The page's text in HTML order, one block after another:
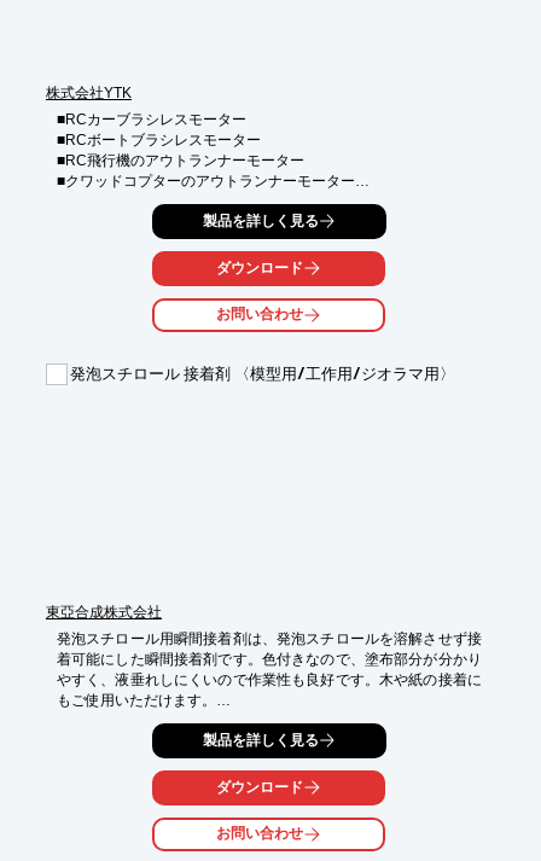
株式会社YTK
■RCカーブラシレスモーター
■RCボートブラシレスモーター
■RC飛行機のアウトランナーモーター
■クワッドコプターのアウトランナーモーター
■各種多様なタイプがありますので、お問い合わせ下さい
■メーカー：SH（中国）製品を詳しく見る
ダウンロード
お問い合わせ
発泡スチロール 接着剤 〈模型用/工作用/ジオラマ用〉
東亞合成株式会社
発泡スチロール用瞬間接着剤は、発泡スチロールを溶解させず接
着可能にした瞬間接着剤です。色付きなので、塗布部分が分かり
やすく、液垂れしにくいので作業性も良好です。木や紙の接着に
もご使用いただけます。
■接着が困難な発泡スチロール(低～中発泡率)の接着が可能
・高粘度（3,000 mPa･s/25℃）のため、しみこみにくく、液垂れ
・色つきで塗布部分が分かりやすい。
製品を詳しく見る
ダウンロード
お問い合わせ